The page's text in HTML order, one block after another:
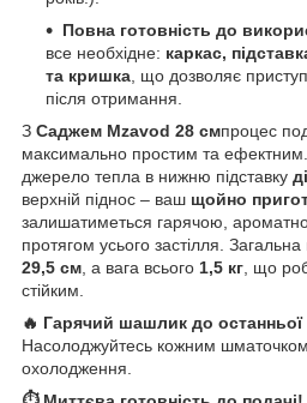
Повна готовність до
все необхідне: каркас,
та кришка, що дозволяє
після отримання.
З Саджем Mzavod 28 смпроцес
максимально простим та ефектним.
джерело тепла в нижню підставку
верхній піднос – ваш щойно
залишатиметься гарячою,
протягом усього застілля.
29,5 см, а вага всього 1,5 кг, що
стійким.
🔥 Гарячий шашлик до останньої
Насолоджуйтесь кожним
охолодження.